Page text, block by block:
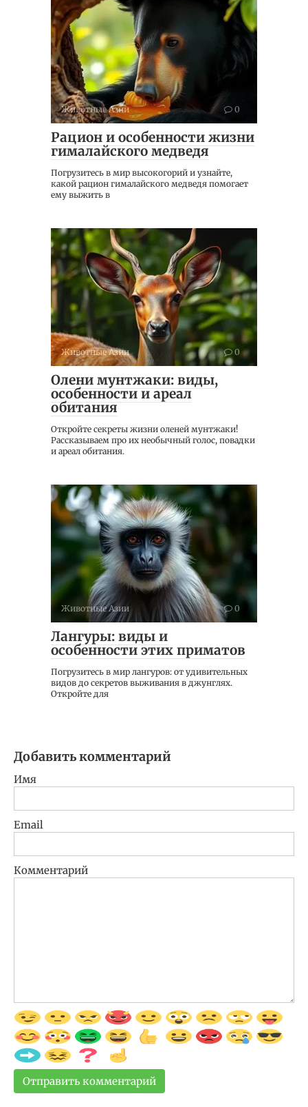
Животные Азии 0
Рацион и особенности жизни
гималайского медведя
Погрузитесь в мир высокогорий и узнайте,
какой рацион гималайского медведя помогает
ему выжить в
Животные Азии 0
Олени мунтжаки: виды,
особенности и ареал
обитания
Откройте секреты жизни оленей мунтжаки!
Рассказываем про их необычный голос, повадки
и ареал обитания.
Животные Азии 0
Лангуры: виды и
особенности этих приматов
Погрузитесь в мир лангуров: от удивительных
видов до секретов выживания в джунглях.
Откройте для
Добавить комментарий
Имя
Email
Комментарий